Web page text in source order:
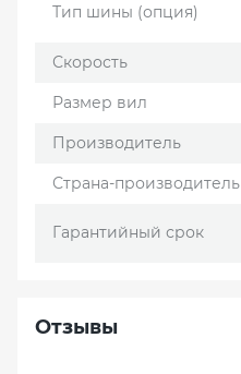
Тип шины (опция)
Скорость
Размер вил
Производитель
Страна-производитель
Гарантийный срок
Отзывы